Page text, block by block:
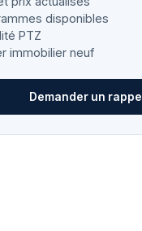
disponibles
PTZ
immobilier neuf
Demander un rappel